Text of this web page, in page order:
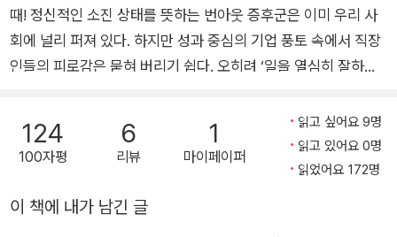
한) 비염, 알레르기와 마찬가지로 이제 번아웃 증후군을 구성원 대다
수가 시달리는 ‘흔한’ 질병으로 인식해야 하는 것이다. 더욱이 이는 본
인 스스로의 업무 습관만을 탓할 수도 없고, 과도한 업무를 강요하는
차원에서의 각성이 필요하다. 이 책을 통해 번아웃 증후군에 대한 사
회적 인식이 확산되고 모두에게 정당한 휴가가 충분히 제공될 수 있
다면, 대한민국이 피로사회라는 오명을 벗고 행복한 사회로 도약하는
때! 정신적인 소진 상태를 뜻하는 번아웃 증후군은 이미 우리 사
회에 널리 퍼져 있다. 하지만 성과 중심의 기업 풍토 속에서 직장
인들의 피로감은 묻혀 버리기 쉽다. 오히려 ‘일을 열심히 잘하는
상태를 방치할 경우, 인지 방식까지 바뀌게 되어 삶의 방향성을
상실할 뿐 아니라, 왜곡된 시선으로 상황을 바라보고 그릇된 판단
을 하게 되며 자살에 이르는 극단적인 결과를 가져오기도 한다.
있는 수많은 직장인들에게 번아웃에 대해 스스로 인식하고 소진
124
100자평
6
리뷰
1
마이페이퍼
읽고 싶어요 9명
읽고 있어요 0명
읽었어요 172명
이 책에 내가 남긴 글